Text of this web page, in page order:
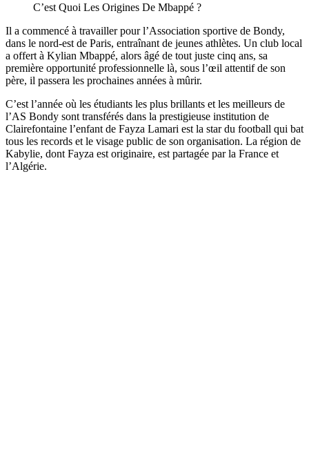
C’est Quoi Les Origines De Mbappé ?
Il a commencé à travailler pour l’Association sportive de Bondy,
dans le nord-est de Paris, entraînant de jeunes athlètes. Un club local
a offert à Kylian Mbappé, alors âgé de tout juste cinq ans, sa
première opportunité professionnelle là, sous l’œil attentif de son
père, il passera les prochaines années à mûrir.
C’est l’année où les étudiants les plus brillants et les meilleurs de
l’AS Bondy sont transférés dans la prestigieuse institution de
Clairefontaine l’enfant de Fayza Lamari est la star du football qui bat
tous les records et le visage public de son organisation. La région de
Kabylie, dont Fayza est originaire, est partagée par la France et
l’Algérie.